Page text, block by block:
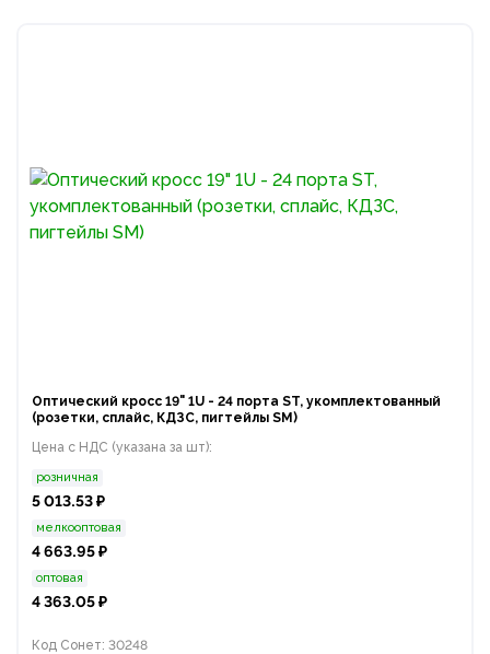
Оптический кросс 19" 1U - 24 порта ST, укомплектованный
(розетки, сплайс, КДЗС, пигтейлы SM)
Цена с НДС (указана за шт):
розничная
5 013.53 ₽
мелкооптовая
4 663.95 ₽
оптовая
4 363.05 ₽
Код Сонет: 30248